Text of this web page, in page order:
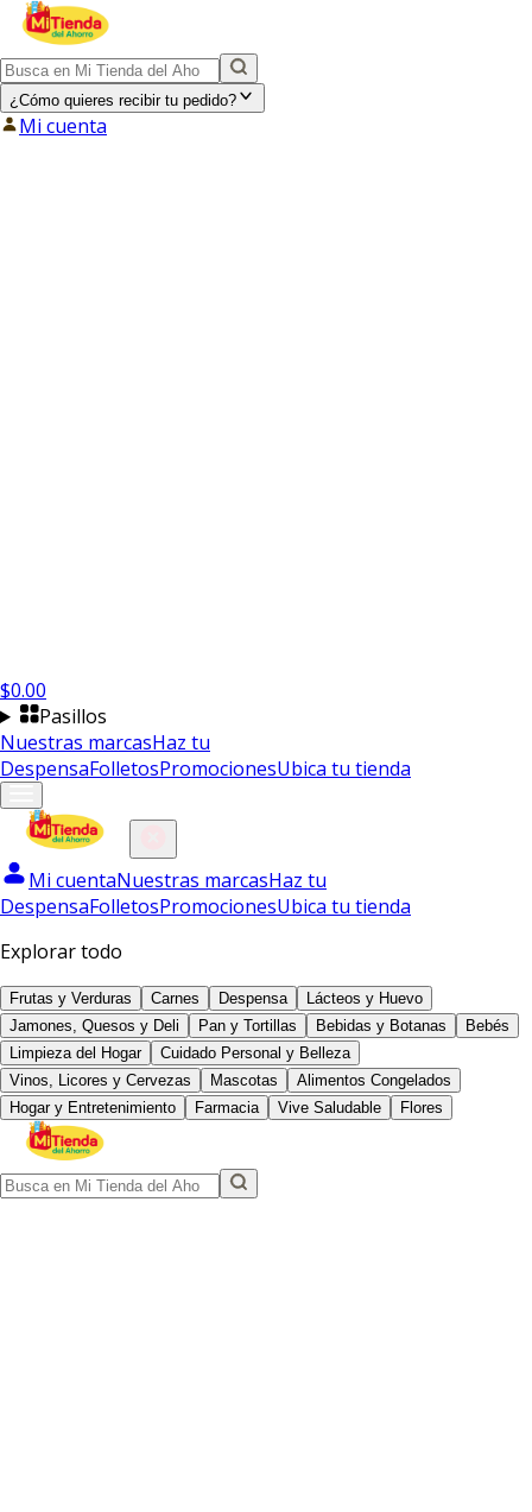
¿Cómo quieres recibir tu pedido?
Mi cuenta
$0.00
Pasillos
Nuestras marcasHaz tu
DespensaFolletosPromocionesUbica tu tienda
Mi cuentaNuestras marcasHaz tu
DespensaFolletosPromocionesUbica tu tienda
Explorar todo
Frutas y Verduras Carnes Despensa
Lácteos y Huevo
Jamones, Quesos y Deli
Pan y Tortillas Bebidas y Botanas
Bebés
Limpieza del Hogar
Cuidado Personal y Belleza
Vinos, Licores y Cervezas
Mascotas
Alimentos Congelados
Hogar y Entretenimiento
Farmacia Vive Saludable Flores